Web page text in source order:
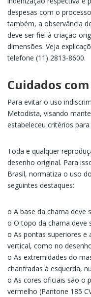
despesas com o
também, a observância
deve ser fiel à criação
dimensões. Veja
telefone (11) 2813-8600.
Cuidados
Para evitar o uso
Metodista, visando
estabeleceu critérios
Toda e qualquer
desenho original. Para
Brasil, normatiza o uso
seguintes destaques:
o A base da chama deve
o O topo da chama deve
o As pontas superiores e
vertical, como no
o As extremidades do
chanfradas à esquerda,
o As cores oficiais são o
vermelho (Pantone 185